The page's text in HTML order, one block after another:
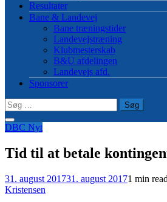
Resultater
Bane & Landevej
Bane træningstider
Landevejstræning
Klubmesterskab
B&U afdelingen
Landevejs afd.
Sponsorer
Søg
efter:
DBC Nyt
Tid til at betale
31. august 201731. august 20171 min read
Kristensen